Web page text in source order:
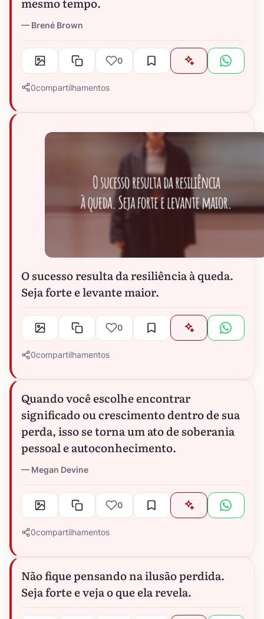
Brené Brown
0
0compartilhamentos
O sucesso resulta da resiliência à queda.
Seja forte e levante maior.
0
0compartilhamentos
Quando você escolhe encontrar
significado ou crescimento dentro de sua
perda, isso se torna um ato de soberania
pessoal e autoconhecimento.
Megan Devine
0
0compartilhamentos
Não fique pensando na ilusão perdida.
Seja forte e veja o que ela revela.